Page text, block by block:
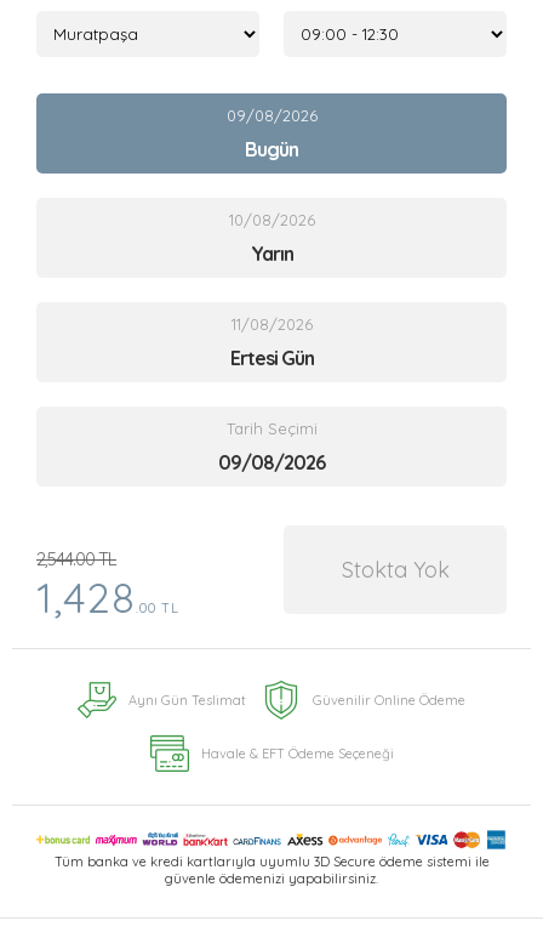
09/08/2026
Bugün
10/08/2026
Yarın
11/08/2026
Ertesi Gün
Tarih Seçimi
2,544.00 TL
1,428 .00 TL
Stokta Yok
Aynı Gün Teslimat Güvenilir Online Ödeme
Havale & EFT Ödeme Seçeneği
Tüm banka ve kredi kartlarıyla uyumlu 3D Secure ödeme sistemi ile
güvenle ödemenizi yapabilirsiniz.